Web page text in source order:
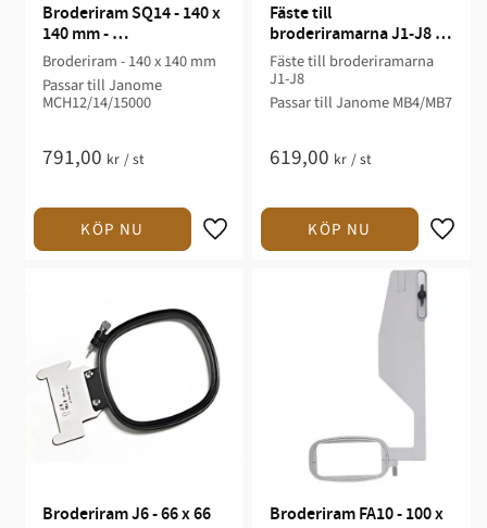
Broderiram SQ14 - 140 x
140 mm -
MCH12/14/15000
Broderiram - 140 x 140 mm
Passar till Janome
MCH12/14/15000
791,00 kr /st
Fäste till
broderiramarna J1-J8 -
MB4/MB7
Fäste till broderiramarna
J1-J8
Passar till Janome MB4/MB7
619,00 kr /st
Broderiram J6 - 66 x 66
Broderiram FA10 - 100 x